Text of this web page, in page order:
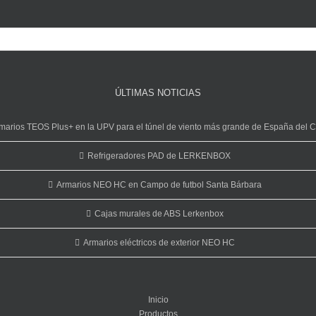
ÚLTIMAS NOTICIAS
TEOS Plus+ en la UPV para el túnel de viento más grande de España del
Refrigeradores PAD de LERKENBOX
Armarios NEO HC en Campo de futbol Santa Bárbara
Cajas murales de ABS Lerkenbox
Armarios eléctricos de exterior NEO HC
Inicio
Productos